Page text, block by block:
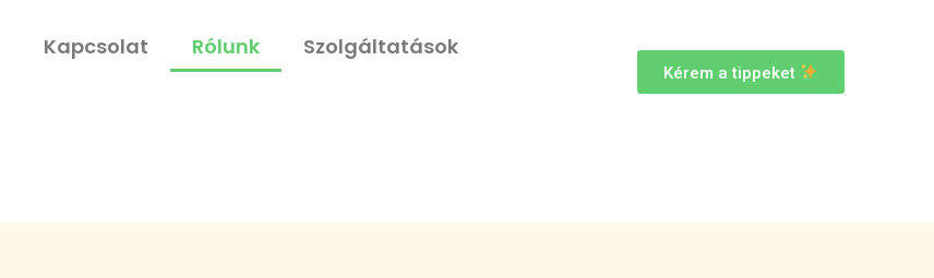
Kapcsolat Rólunk
Szolgáltatások
Kérem a tippeket